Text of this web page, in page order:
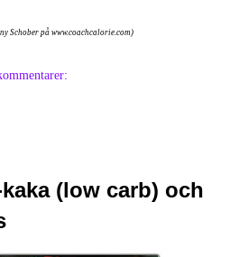
Schober på www.coachcalorie.com)
(low carb) och